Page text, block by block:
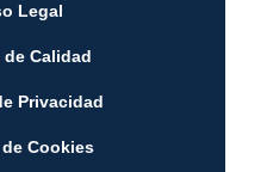
Legal
Calidad
Privacidad
Cookies